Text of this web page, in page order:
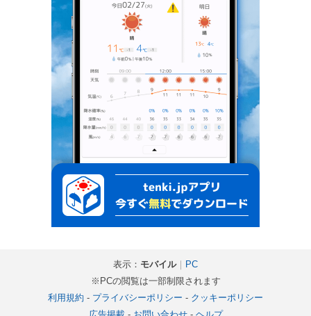
表示： モバイル｜ PC
※PCの閲覧は一部制限されます
利用規約 - プライバシーポリシー - クッキーポリシー